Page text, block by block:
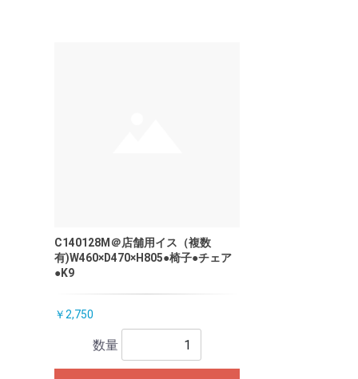
C140128M＠店舗用イス（複数
有)W460×D470×H805●椅子●チェア
●K9
￥2,750
数量